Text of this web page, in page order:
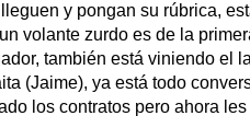
y pongan su rúbrica,
volante zurdo es de la
también está viniendo el
(Jaime), ya está todo
los contratos pero ahora